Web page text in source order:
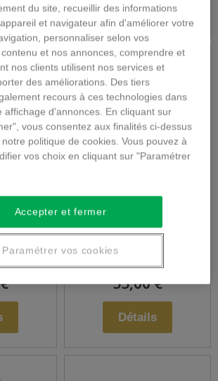
Détails
55,00 €
Détails
du site, recueillir des informations
et navigateur afin d'améliorer votre
personnaliser selon vos
et nos annonces, comprendre et
nos clients utilisent nos services et
des améliorations. Des tiers
recours à ces technologies dans
affichage d'annonces. En cliquant sur
vous consentez aux finalités ci-dessus
politique de cookies. Vous pouvez à
vos choix en cliquant sur "Paramétrer
Accepter et fermer
Paramétrer vos cookies